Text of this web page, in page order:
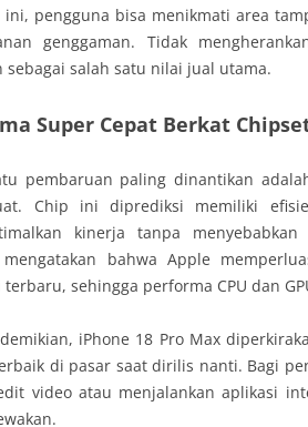
ini, pengguna bisa menikmati area
genggaman. Tidak
sebagai salah satu nilai jual utama.
Super Cepat Berkat
pembaruan paling dinantikan
Chip ini diprediksi memiliki
kinerja tanpa
bahwa Apple
sehingga performa CPU dan
iPhone 18 Pro Max
di pasar saat dirilis nanti. Bagi
video atau menjalankan aplikasi